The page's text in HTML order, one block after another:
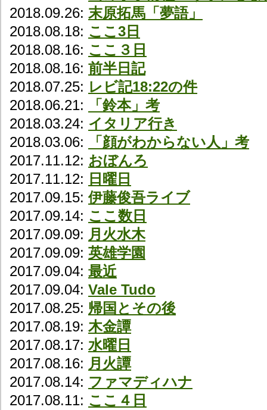
2018.09.26: 末原拓馬「夢語」
2018.08.18: ここ3日
2018.08.16: ここ３日
2018.08.16: 前半日記
2018.07.25: レビ記18:22の件
2018.06.21:
「鈴本」考
2018.03.24: イタリア行き
2018.03.06:
「顔がわからない人」考
2017.11.12: おぼんろ
2017.11.12: 日曜日
2017.09.15:伊藤俊吾ライブ
2017.09.14: ここ数日
2017.09.09: 月火水木
2017.09.09: 英雄学園
2017.09.04: 最近
2017.09.04: Vale Tudo
2017.08.25: 帰国とその後
2017.08.19: 木金譚
2017.08.17: 水曜日
2017.08.16: 月火譚
2017.08.14: ファマディハナ
2017.08.11: ここ４日